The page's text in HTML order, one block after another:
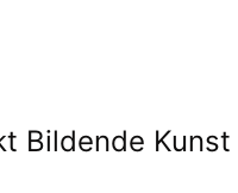
Bildende